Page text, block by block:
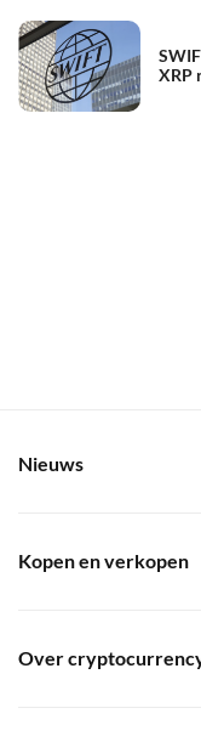
XRP
Nieuws
Kopen en verkopen
Over